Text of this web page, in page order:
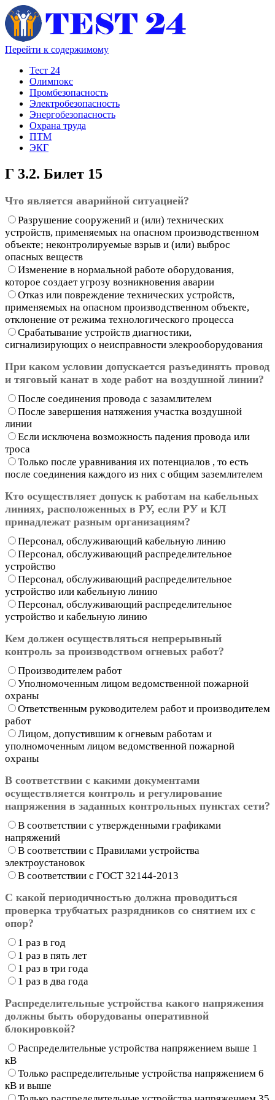
Перейти к содержимому
Тест 24
Олимпокс
Промбезопасность
Электробезопасность
Энергобезопасность
Охрана труда
ПТМ
ЭКГ
Г 3.2. Билет 15
Что является аварийной ситуацией?
Разрушение сооружений и (или) технических
устройств, применяемых на опасном производственном
объекте; неконтролируемые взрыв и (или) выброс
опасных веществ
Изменение в нормальной работе оборудования,
которое создает угрозу возникновения аварии
Отказ или повреждение технических устройств,
применяемых на опасном производственном объекте,
отклонение от режима технологического процесса
Срабатывание устройств диагностики,
сигнализирующих о неисправности элекрооборудования
При каком условии допускается разъединять провод
и тяговый канат в ходе работ на воздушной линии?
После соединения провода с зазамлителем
После завершения натяжения участка воздушной
линии
Если исключена возможность падения провода или
троса
Только после уравнивания их потенциалов , то есть
после соединения каждого из них с общим заземлителем
Кто осуществляет допуск к работам на кабельных
линиях, расположенных в РУ, если РУ и КЛ
принадлежат разным организациям?
Персонал, обслуживающий кабельную линию
Персонал, обслуживающий распределительное
устройство
Персонал, обслуживающий распределительное
устройство или кабельную линию
Персонал, обслуживающий распределительное
устройство и кабельную линию
Кем должен осуществляться непрерывный
контроль за производством огневых работ?
Производителем работ
Уполномоченным лицом ведомственной пожарной
охраны
Ответственным руководителем работ и производителем
работ
Лицом, допустившим к огневым работам и
уполномоченным лицом ведомственной пожарной
охраны
В соответствии с какими документами
осуществляется контроль и регулирование
напряжения в заданных контрольных пунктах сети?
В соответствии с утвержденными графиками
напряжений
В соответствии с Правилами устройства
электроустановок
В соответствии с ГОСТ 32144-2013
С какой периодичностью должна проводиться
проверка трубчатых разрядников со снятием их с
опор?
1 раз в год
1 раз в пять лет
1 раз в три года
1 раз в два года
Распределительные устройства какого напряжения
должны быть оборудованы оперативной
блокировкой?
Распределительные устройства напряжением выше 1
кВ
Только распределительные устройства напряжением 6
кВ и выше